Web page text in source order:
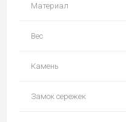
Материал
Вес
Камень
Замок сережек